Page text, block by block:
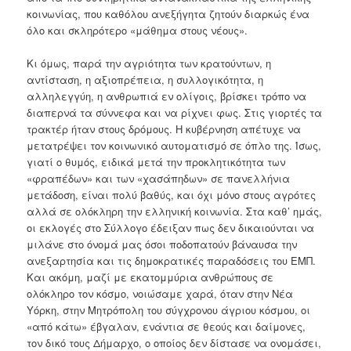
κοινωνίας, που καθόλου ανεξήγητα ζητούν διαρκώς ένα
όλο και σκληρότερο «μάθημα στους νέους».
Κι όμως, παρά την αγριότητα των κρατούντων, η
αντίσταση, η αξιοπρέπεια, η συλλογικότητα, η
αλληλεγγύη, η ανθρωπιά εν ολίγοις, βρίσκει τρόπο να
διαπερνά τα σύννεφα και να ρίχνει φως. Στις γιορτές τα
τρακτέρ ήταν στους δρόμους. Η κυβέρνηση απέτυχε να
μετατρέψει τον κοινωνικό αυτοματισμό σε όπλο της. Ίσως,
γιατί ο θυμός, ειδικά μετά την προκλητικότητα των
«φραπέδων» και των «χασάπηδων» σε πανελλήνια
μετάδοση, είναι πολύ βαθύς, και όχι μόνο στους αγρότες
αλλά σε ολόκληρη την ελληνική κοινωνία. Στα καθ’ ημάς,
οι εκλογές στο Σύλλογο έδειξαν πως δεν δικαιούνται να
μιλάνε στο όνομά μας όσοι ποδοπατούν βάναυσα την
ανεξαρτησία και τις δημοκρατικές παραδόσεις του ΕΜΠ.
Και ακόμη, μαζί με εκατομμύρια ανθρώπους σε
ολόκληρο τον κόσμο, νοιώσαμε χαρά, όταν στην Νέα
Υόρκη, στην Μητρόπολη του σύγχρονου άγριου κόσμου, οι
«από κάτω» έβγαλαν, ενάντια σε θεούς και δαίμονες,
τον δικό τους Δήμαρχο, ο οποίος δεν δίστασε να ονομάσει,